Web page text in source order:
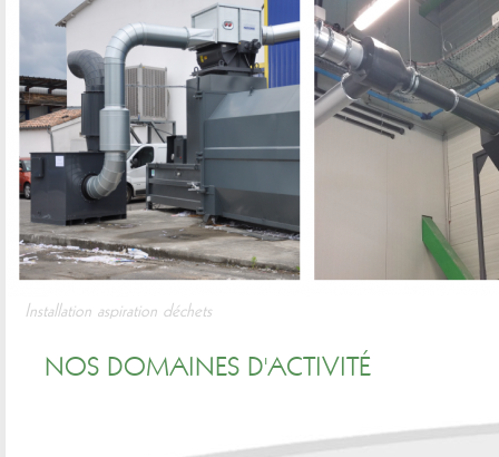
Installation aspiration déchets
NOS DOMAINES D'ACTIVITÉ